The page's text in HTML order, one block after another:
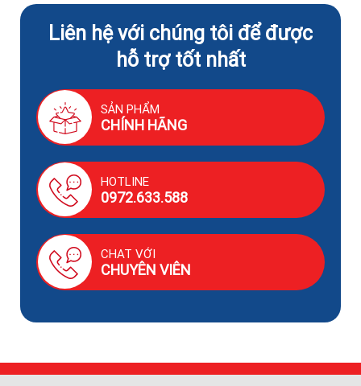
Liên hệ với chúng tôi để được
hỗ trợ tốt nhất
SẢN PHẨM
CHÍNH HÃNG
HOTLINE
0972.633.588
CHAT VỚI
CHUYÊN VIÊN